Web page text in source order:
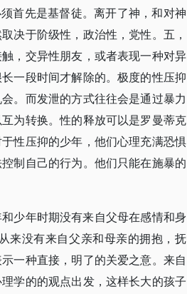
首先是基督徒。离开了神，和对神
决于阶级性，政治性，党性。五，
，交异性朋友，或者表现一种对异
一段时间才解除的。极度的性压抑
。而发泄的方式往往会是通过暴力
为转换。性的释放可以是罗曼蒂克
性压抑的少年，他们心理充满恐惧
制自己的行为。他们只能在施暴的
少年时期没有来自父母在感情和身
来没有来自父亲和母亲的拥抱，抚
一种直接，明了的关爱之意。来自
学的的观点出发，这样长大的孩子